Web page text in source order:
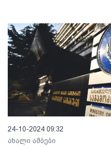
24-10-2024 09:32
ახალი ამბები